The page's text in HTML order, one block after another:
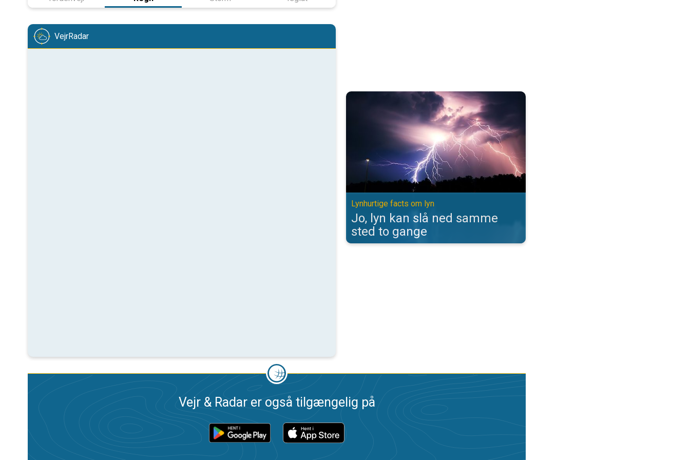
VejrRadar
Jo, lyn kan slå ned samme sted to gange. Lynhurtige facts om lyn. . .
Lynhurtige facts om lyn
Jo, lyn kan slå ned samme
sted to gange
Vejr & Radar er også tilgængelig på